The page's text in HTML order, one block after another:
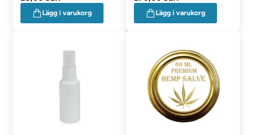
Lägg i varukorg Lägg i varukorg